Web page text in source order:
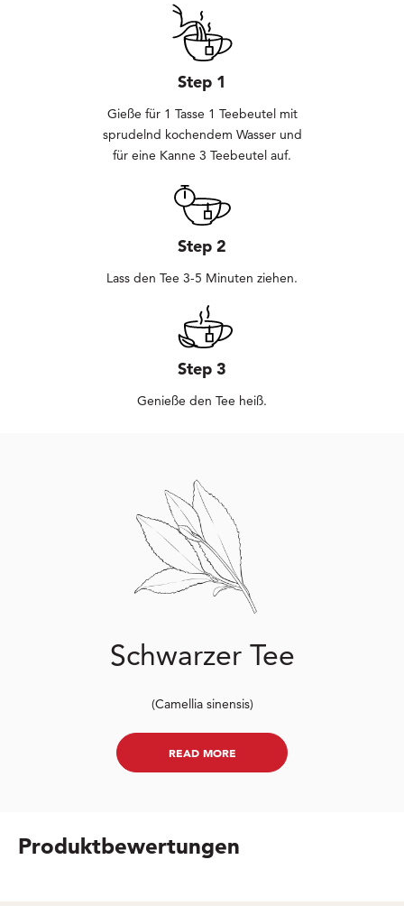
Step 1
Gieße für 1 Tasse 1 Teebeutel mit
sprudelnd kochendem Wasser und
für eine Kanne 3 Teebeutel auf.
Step 2
Lass den Tee 3-5 Minuten ziehen.
Step 3
Genieße den Tee heiß.
Schwarzer Tee
(Camellia sinensis)
READ MORE
Produktbewertungen